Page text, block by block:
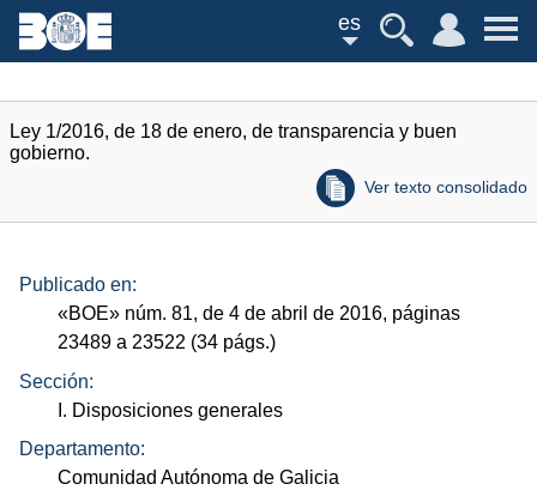
es
Ley 1/2016, de 18 de enero, de transparencia y buen
gobierno.
Ver texto consolidado
Publicado en:
«BOE» núm. 81, de 4 de abril de 2016, páginas
23489 a 23522 (34 págs.)
Sección:
I. Disposiciones generales
Departamento:
Comunidad Autónoma de Galicia